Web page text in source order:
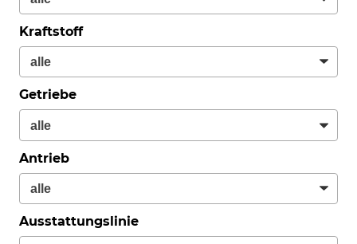
Kraftstoff
Getriebe
Antrieb
Ausstattungslinie